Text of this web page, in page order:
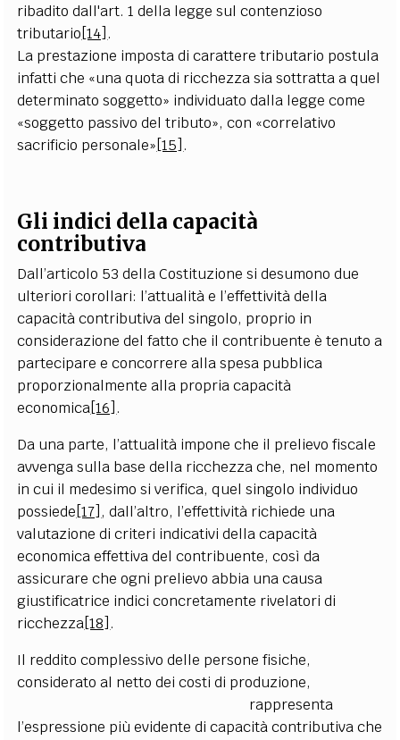
ribadito dall'art. 1 della legge sul contenzioso
tributario[14] .
La prestazione imposta di carattere tributario postula
infatti che «una quota di ricchezza sia sottratta a quel
determinato soggetto» individuato dalla legge come
«soggetto passivo del tributo», con «correlativo
sacrificio personale»[15] .
Gli indici della capacità
contributiva
Dall’articolo 53 della Costituzione si desumono due
ulteriori corollari: l’attualità e l’effettività della
capacità contributiva del singolo, proprio in
considerazione del fatto che il contribuente è tenuto a
partecipare e concorrere alla spesa pubblica
proporzionalmente alla propria capacità
economica[16] .
Da una parte, l’attualità impone che il prelievo fiscale
avvenga sulla base della ricchezza che, nel momento
in cui il medesimo si verifica, quel singolo individuo
possiede[17] , dall’altro, l’effettività richiede una
valutazione di criteri indicativi della capacità
economica effettiva del contribuente, così da
assicurare che ogni prelievo abbia una causa
giustificatrice indici concretamente rivelatori di
ricchezza[18] .
Il reddito complessivo delle persone fisiche,
considerato al netto dei costi di produzione,
rappresenta
l’espressione più evidente di capacità contributiva che